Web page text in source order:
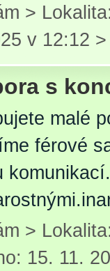
>
v 12:12
s
malé
férové
>
15. 11.